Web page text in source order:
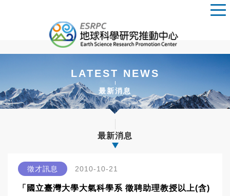
LATEST NEWS
最新消息
最新消息
徵才訊息 2010-10-21
「國立臺灣大學大氣科學系 徵聘助理教授以上(含)